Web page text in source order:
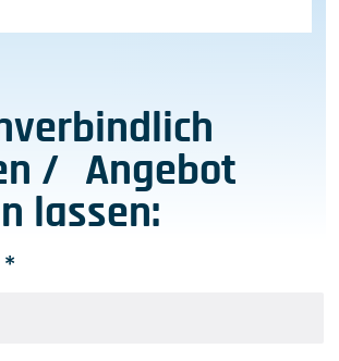
/ Angebot
lassen:
*